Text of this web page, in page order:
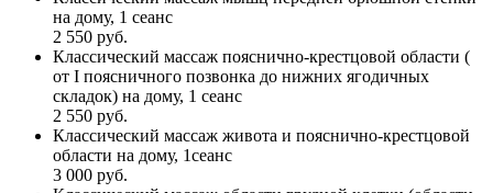
на дому, 1 сеанс
2 550 руб.
Классический массаж пояснично-крестцовой области (
от I поясничного позвонка до нижних ягодичных
складок) на дому, 1 сеанс
2 550 руб.
Классический массаж живота и пояснично-крестцовой
области на дому, 1сеанс
3 000 руб.